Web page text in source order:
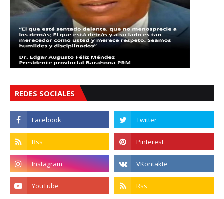
REDES SOCIALES